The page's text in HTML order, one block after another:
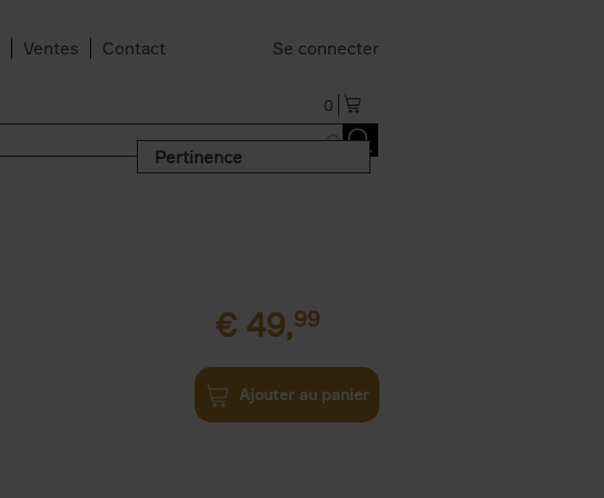
Ventes Contact Se connecter
0
Pertinence
€ 49,99
Ajouter au panier